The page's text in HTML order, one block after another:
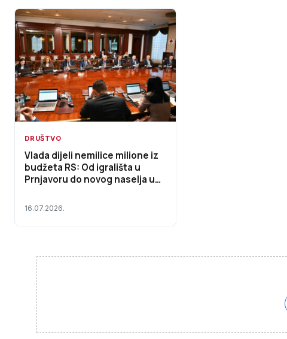
DRUŠTVO
Vlada dijeli nemilice milione iz
budžeta RS: Od igrališta u
Prnjavoru do novog naselja u
Goraždu
16.07.2026.